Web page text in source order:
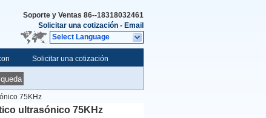
Soporte y Ventas 86--18318032461
Solicitar una cotización - Email
Select Language
Solicitar una cotización
75KHz
ultrasónico 75KHz